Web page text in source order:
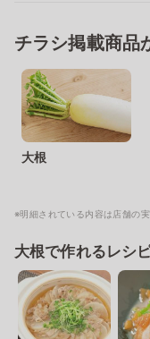
チラシ掲載商品
大根
※明細されている内容は店舗の
大根で作れるレシ